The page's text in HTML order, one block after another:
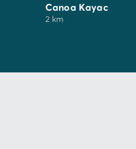
Canoa Kayac
2 km